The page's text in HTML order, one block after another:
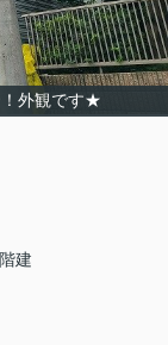
！外観です★
建